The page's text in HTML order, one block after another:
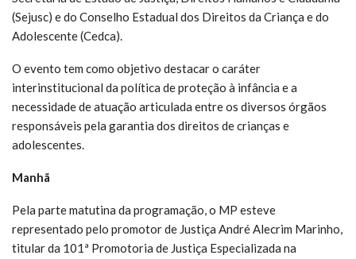
(Sejusc) e do Conselho Estadual dos Direitos da Criança e do
Adolescente (Cedca).
O evento tem como objetivo destacar o caráter
interinstitucional da política de proteção à infância e a
necessidade de atuação articulada entre os diversos órgãos
responsáveis pela garantia dos direitos de crianças e
adolescentes.
Manhã
Pela parte matutina da programação, o MP esteve
representado pelo promotor de Justiça André Alecrim Marinho,
titular da 101ª Promotoria de Justiça Especializada na